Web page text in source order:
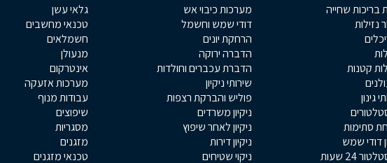
בריכות שחייה
נזילות
קטנות
גינון
סתימות
דודי שמש
24 שעות
מערכות כיבוי אש
דודי שמש וחשמל
הרחקת יונים
הדברה ירוקה
הדברת עכברים וחולדות
שירותי ניקיון
פוליש והברקת רצפות
ניקיון משרדים
ניקיון לאחר שיפוץ
ניקיון דירות
ניקוי שטיחים
גלאי עשן
טכנאי מחשבים
חשמלאים
מנעולן
אינטרקום
מערכות אזעקה
עבודות מנוף
שיפוצים
מסגריות
מזגנים
טכנאי מזגנים